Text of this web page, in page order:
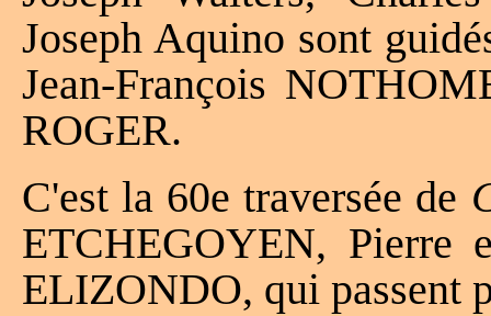
Joseph Aquino sont
Jean-François
ROGER.
C'est la 60e traversée de
ETCHEGOYEN, Pierre
ELIZONDO, qui passent